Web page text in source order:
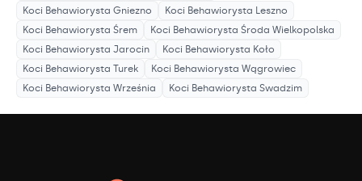
Koci Behawiorysta Gniezno Koci Behawiorysta Leszno
Koci Behawiorysta Śrem Koci Behawiorysta Środa Wielkopolska
Koci Behawiorysta Jarocin Koci Behawiorysta Koło
Koci Behawiorysta Turek Koci Behawiorysta Wągrowiec
Koci Behawiorysta Września Koci Behawiorysta Swadzim